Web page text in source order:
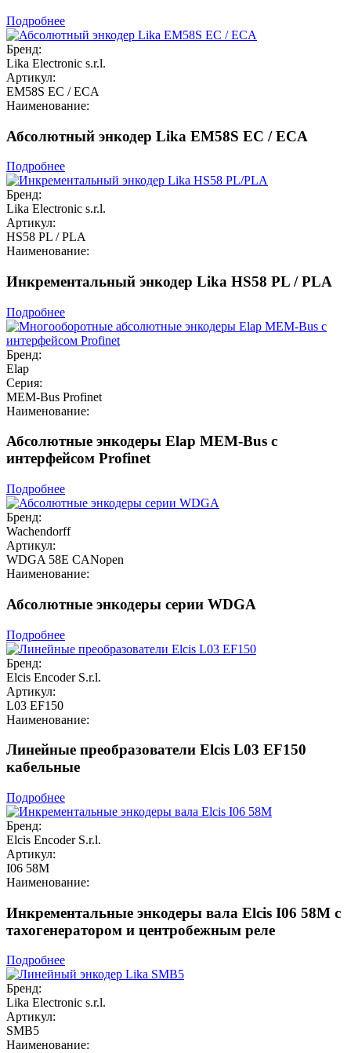
Подробнее
Бренд:
Lika Electronic s.r.l.
Артикул:
EM58S EC / ECA
Наименование:
Абсолютный энкодер Lika EM58S EC / ECA
Подробнее
Бренд:
Lika Electronic s.r.l.
Артикул:
HS58 PL / PLA
Наименование:
Инкрементальный энкодер Lika HS58 PL / PLA
Подробнее
Бренд:
Elap
Серия:
MEM-Bus Profinet
Наименование:
Абсолютные энкодеры Elap MEM-Bus с
интерфейсом Profinet
Подробнее
Бренд:
Wachendorff
Артикул:
WDGA 58E CANopen
Наименование:
Абсолютные энкодеры серии WDGA
Подробнее
Бренд:
Elcis Encoder S.r.l.
Артикул:
L03 EF150
Наименование:
Линейные преобразователи Elcis L03 EF150
кабельные
Подробнее
Бренд:
Elcis Encoder S.r.l.
Артикул:
I06 58M
Наименование:
Инкрементальные энкодеры вала Elcis I06 58M с
тахогенератором и центробежным реле
Подробнее
Бренд:
Lika Electronic s.r.l.
Артикул:
SMB5
Наименование: